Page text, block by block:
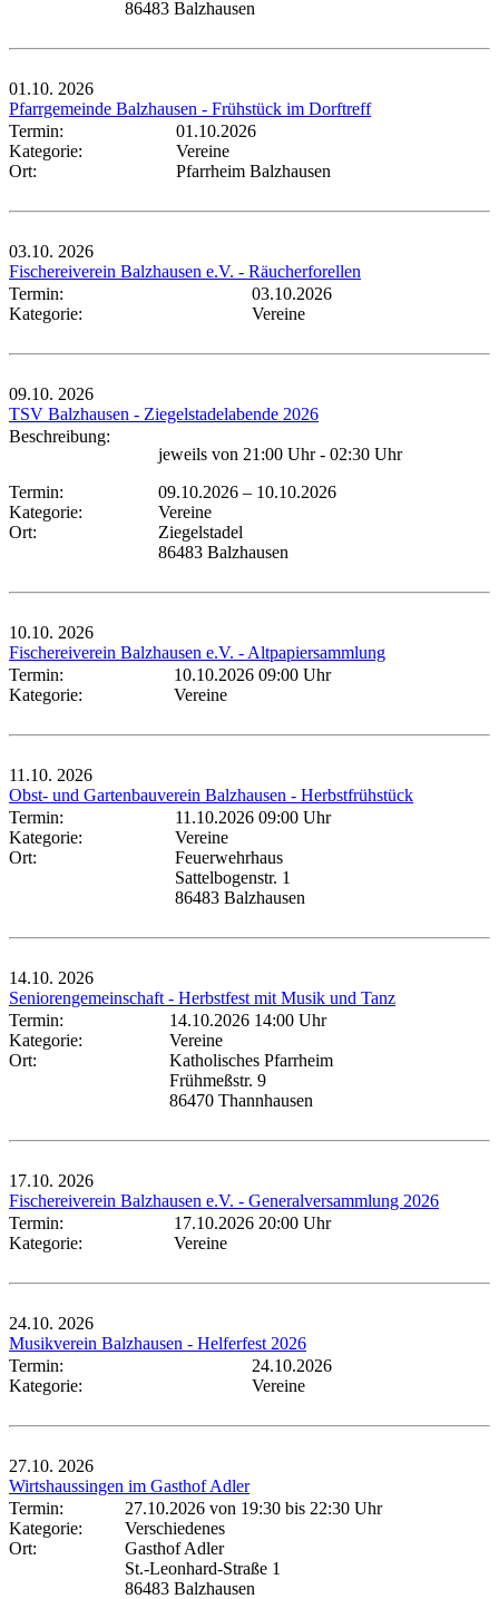
86483 Balzhausen
01.10. 2026
Pfarrgemeinde Balzhausen - Frühstück im Dorftreff
Termin:
01.10.2026
Kategorie:
Vereine
Ort:
Pfarrheim Balzhausen
03.10. 2026
Fischereiverein Balzhausen e.V. - Räucherforellen
Termin:
03.10.2026
Kategorie:
Vereine
09.10. 2026
TSV Balzhausen - Ziegelstadelabende 2026
Beschreibung:
jeweils von 21:00 Uhr - 02:30 Uhr
Termin:
09.10.2026 – 10.10.2026
Kategorie:
Vereine
Ort:
Ziegelstadel
86483 Balzhausen
10.10. 2026
Fischereiverein Balzhausen e.V. - Altpapiersammlung
Termin:
10.10.2026 09:00 Uhr
Kategorie:
Vereine
11.10. 2026
Obst- und Gartenbauverein Balzhausen - Herbstfrühstück
Termin:
11.10.2026 09:00 Uhr
Kategorie:
Vereine
Ort:
Feuerwehrhaus
Sattelbogenstr. 1
86483 Balzhausen
14.10. 2026
Seniorengemeinschaft - Herbstfest mit Musik und Tanz
Termin:
14.10.2026 14:00 Uhr
Kategorie:
Vereine
Ort:
Katholisches Pfarrheim
Frühmeßstr. 9
86470 Thannhausen
17.10. 2026
Fischereiverein Balzhausen e.V. - Generalversammlung 2026
Termin:
17.10.2026 20:00 Uhr
Kategorie:
Vereine
24.10. 2026
Musikverein Balzhausen - Helferfest 2026
Termin:
24.10.2026
Kategorie:
Vereine
27.10. 2026
Wirtshaussingen im Gasthof Adler
Termin:
27.10.2026 von 19:30 bis 22:30 Uhr
Kategorie:
Verschiedenes
Ort:
Gasthof Adler
St.-Leonhard-Straße 1
86483 Balzhausen